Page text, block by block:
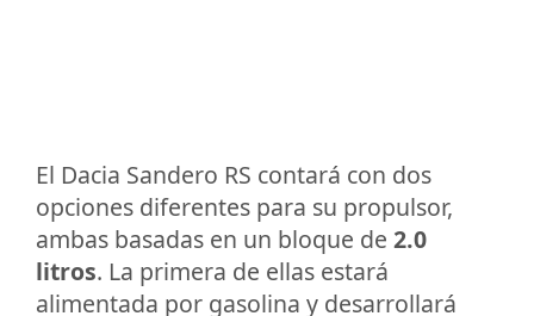
El Dacia Sandero RS contará con dos
opciones diferentes para su propulsor,
ambas basadas en un bloque de 2.0
litros. La primera de ellas estará
alimentada por gasolina y desarrollará